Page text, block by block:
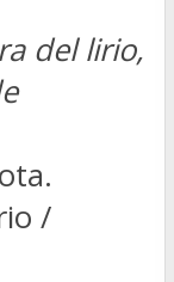
del lirio,
/